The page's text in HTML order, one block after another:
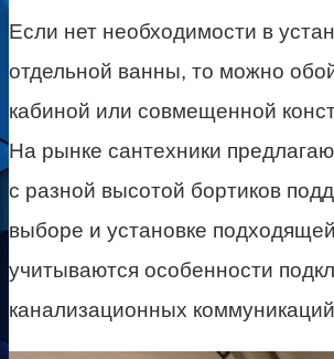
Если нет необходимости в
отдельной ванны, то можно
кабиной или совмещенной
На рынке сантехники
с разной высотой бортиков
выборе и установке
учитываются особенности
канализационных